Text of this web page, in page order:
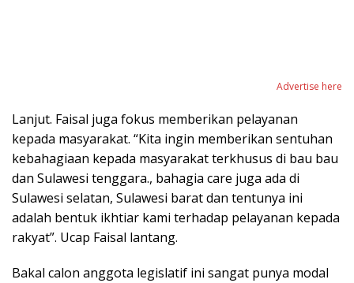
Advertise here
Lanjut. Faisal juga fokus memberikan pelayanan
kepada masyarakat. “Kita ingin memberikan sentuhan
kebahagiaan kepada masyarakat terkhusus di bau bau
dan Sulawesi tenggara., bahagia care juga ada di
Sulawesi selatan, Sulawesi barat dan tentunya ini
adalah bentuk ikhtiar kami terhadap pelayanan kepada
rakyat”. Ucap Faisal lantang.
Bakal calon anggota legislatif ini sangat punya modal